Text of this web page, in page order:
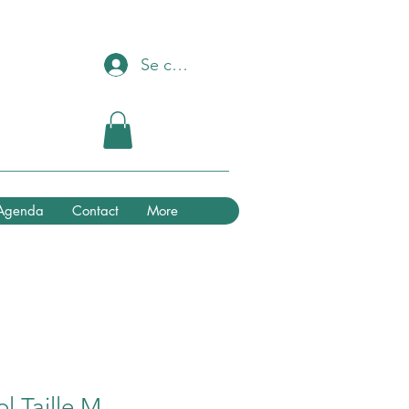
Se connecter
Contact More